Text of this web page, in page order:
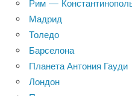
Рим —
Мадрид
Толедо
Барселона
Планета Антония Гауди
Лондон